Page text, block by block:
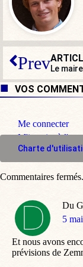
Prev
VOS
Me connecter
M'inscrire à
Charte
Du
dit
5
Et nous avons
prévisions de
Commentaires fermés.